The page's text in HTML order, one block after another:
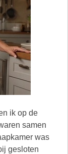
ik op de
samen
was
gesloten